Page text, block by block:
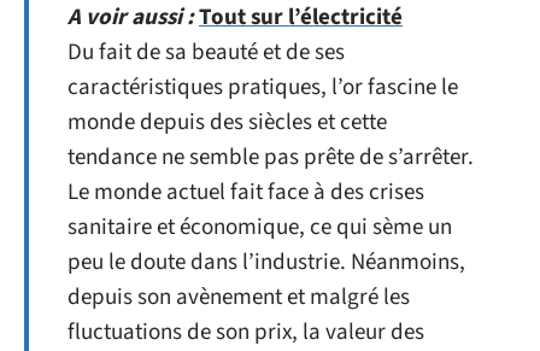
A voir aussi :Tout sur l’électricité
Du fait de sa beauté et de ses
caractéristiques pratiques, l’or fascine le
monde depuis des siècles et cette
tendance ne semble pas prête de s’arrêter.
Le monde actuel fait face à des crises
sanitaire et économique, ce qui sème un
peu le doute dans l’industrie. Néanmoins,
depuis son avènement et malgré les
fluctuations de son prix, la valeur des